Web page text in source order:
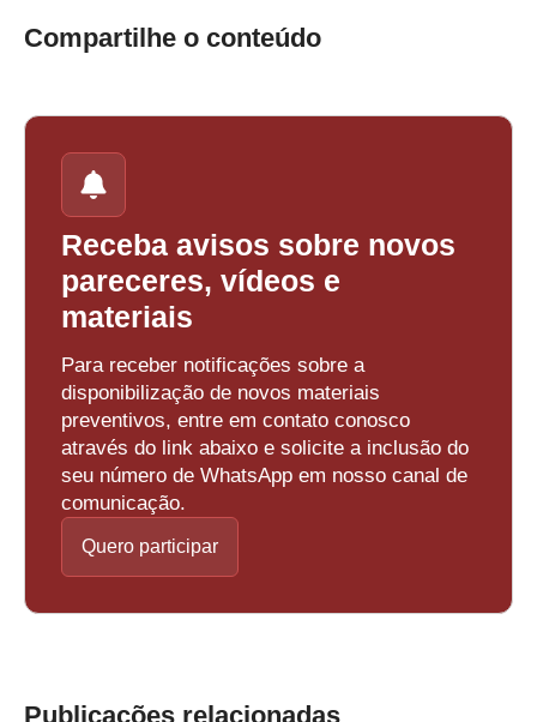
Compartilhe o conteúdo
Receba avisos sobre novos
pareceres, vídeos e
materiais
Para receber notificações sobre a
disponibilização de novos materiais
preventivos, entre em contato conosco
através do link abaixo e solicite a inclusão do
seu número de WhatsApp em nosso canal de
comunicação.
Quero participar
Publicações relacionadas